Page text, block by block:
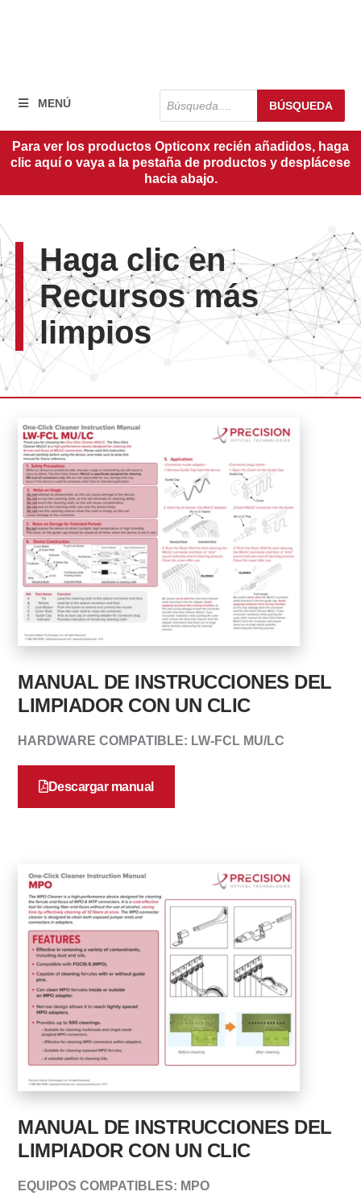
MENÚ
Búsqueda
de
productos
BÚSQUEDA
Para ver los productos Opticonx recién añadidos, haga
clic aquí o vaya a la pestaña de productos y desplácese
hacia abajo.
Haga clic en
Recursos más
limpios
MANUAL DE INSTRUCCIONES DEL
LIMPIADOR CON UN CLIC
HARDWARE COMPATIBLE: LW-FCL MU/LC
Descargar manual
MANUAL DE INSTRUCCIONES DEL
LIMPIADOR CON UN CLIC
EQUIPOS COMPATIBLES: MPO